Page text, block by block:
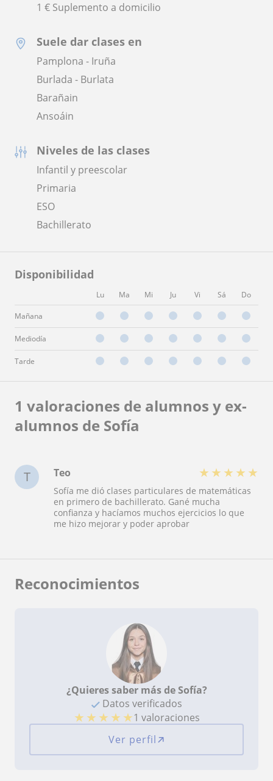
1 € Suplemento a domicilio
Suele dar clases en
Pamplona - Iruña
Burlada - Burlata
Barañain
Ansoáin
Niveles de las clases
Infantil y preescolar
Primaria
ESO
Bachillerato
Disponibilidad
Lu Ma Mi Ju Vi Sá Do
Mañana
Mediodía
Tarde
1 valoraciones de alumnos y ex-
alumnos de Sofía
T Teo ★ ★ ★ ★ ★
Sofía me dió clases particulares de matemáticas
en primero de bachillerato. Gané mucha
confianza y hacíamos muchos ejercicios lo que
me hizo mejorar y poder aprobar
Reconocimientos
¿Quieres saber más de Sofía?
Datos verificados
★ ★ ★ ★ ★1 valoraciones
Ver perfil